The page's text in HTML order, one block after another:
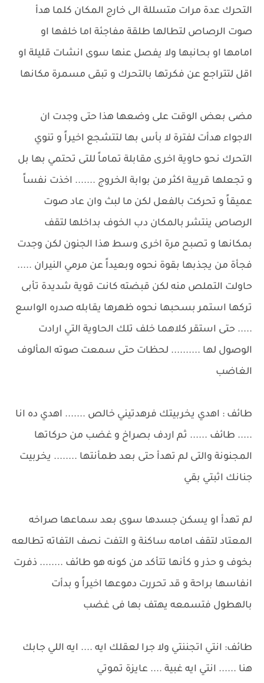
التحرك عدة مرات متسللة الى خارج المكان كلما هدأ
صوت الرصاص لتطالها طلقة مفاجئة اما خلفها او
امامها او بحانبها ولا يفصل عنها سوى انشات قليلة او
اقل لتتراجع عن فكرتها بالتحرك و تبقى مسمرة مكانها
مضى بعض الوقت على وضعها هذا حتى وجدت ان
الاجواء هدأت لفترة لا بأس بها لتتشجع اخيراً و تنوي
التحرك نحو حاوية اخرى مقابلة تماماً للتى تحتمي بها بل
و تجعلها قريبة اكثر من بوابة الخروج ....... اخذت نفساً
عميقاً و تحركت بالفعل لكن ما لبث وان عاد صوت
الرصاص ينتشر بالمكان دب الخوف بداخلها لتقف
بمكانها و تصبح مرة اخرى وسط هذا الجنون لكن وجدت
فجأة من يجذبها بقوة نحوه وبعيداً عن مرمي النيران .....
حاولت التملص منه لكن قبضته كانت قوية شديدة تأبى
تركها استمر بسحبها نحوه ظهرها يقابله صدره الواسع
..... حتى استقر كلاهما خلف تلك الحاوية التي ارادت
الوصول لها .......... لحظات حتى سمعت صوته المألوف
الغاضب
طائف : اهدي يخربيتك فرهدتيني خالص ....... اهدي ده انا
..... طائف ...... ثم اردف بصراخ و غضب من حركاتها
المجنونة والتى لم تهدأ حتى بعد طمأنتها ........ يخربيت
جنانك اثبتي بقي
لم تهدأ او يسكن جسدها سوى بعد سماعها صراخه
المعتاد لتقف امامه ساكنة و التفت نصف التفاته تطالعه
بخوف و حذر و كأنها تتأكد من كونه هو طائف ........ ذفرت
انفاسها براحة و قد تحررت دموعها اخيراً و بدأت
بالهطول فتسمعه يهتف بها فى غضب
طائف: انتي اتجننتي ولا جرا لعقلك ايه .... ايه اللي جابك
هنا ...... انتي ايه غبية .... عايزة تموتي